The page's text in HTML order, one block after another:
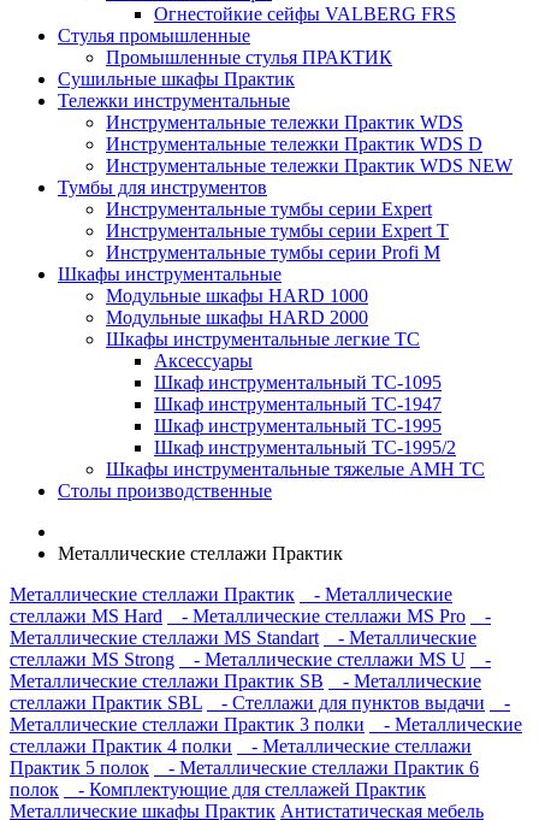
Огнестойкие сейфы VALBERG FRS
Стулья промышленные
Промышленные стулья ПРАКТИК
Сушильные шкафы Практик
Тележки инструментальные
Инструментальные тележки Практик WDS
Инструментальные тележки Практик WDS D
Инструментальные тележки Практик WDS NEW
Тумбы для инструментов
Инструментальные тумбы серии Expert
Инструментальные тумбы серии Expert T
Инструментальные тумбы серии Profi M
Шкафы инструментальные
Модульные шкафы HARD 1000
Модульные шкафы HARD 2000
Шкафы инструментальные легкие ТС
Аксессуары
Шкаф инструментальный TC-1095
Шкаф инструментальный TC-1947
Шкаф инструментальный TC-1995
Шкаф инструментальный TC-1995/2
Шкафы инструментальные тяжелые AMH TC
Столы производственные
Металлические стеллажи Практик
Металлические стеллажи Практик
- Металлические
стеллажи MS Hard
- Металлические стеллажи MS Pro
-
Металлические стеллажи MS Standart
- Металлические
стеллажи MS Strong
- Металлические стеллажи MS U
-
Металлические стеллажи Практик SB
- Металлические
стеллажи Практик SBL
- Стеллажи для пунктов выдачи
-
Металлические стеллажи Практик 3 полки
- Металлические
стеллажи Практик 4 полки
- Металлические стеллажи
Практик 5 полок
- Металлические стеллажи Практик 6
полок
- Комплектующие для стеллажей Практик
Металлические шкафы Практик Антистатическая мебель